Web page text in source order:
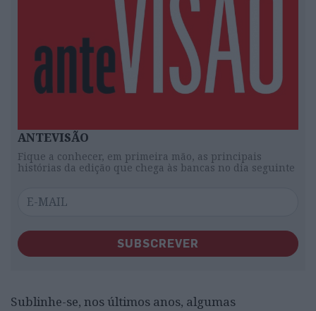
ANTEVISÃO
Fique a conhecer, em primeira mão, as principais
histórias da edição que chega às bancas no dia seguinte
SUBSCREVER
Sublinhe-se, nos últimos anos, algumas